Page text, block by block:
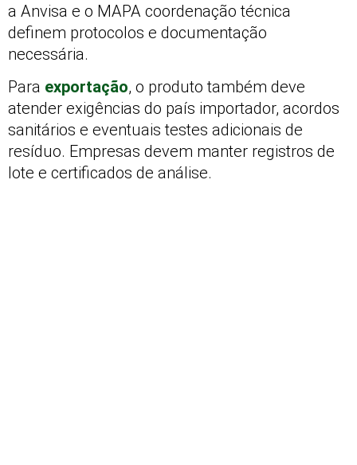
a Anvisa e o MAPA coordenação técnica
definem protocolos e documentação
necessária.
Para exportação, o produto também deve
atender exigências do país importador, acordos
sanitários e eventuais testes adicionais de
resíduo. Empresas devem manter registros de
lote e certificados de análise.